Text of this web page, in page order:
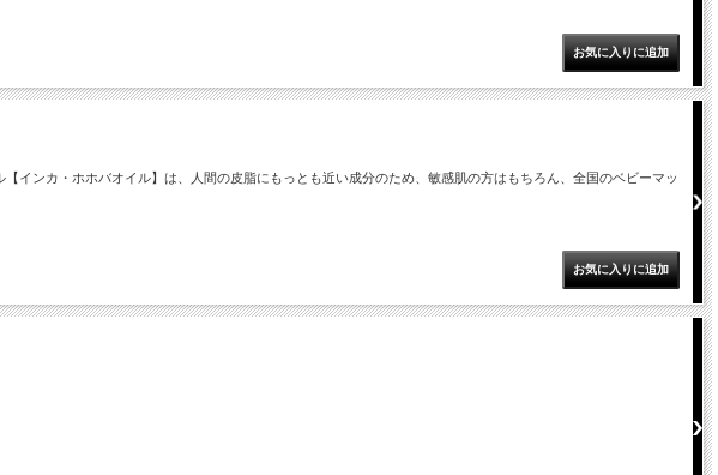
ンカ・ホホバオイル】は、人間の皮脂にもっとも近い成分のため、敏感肌の方はもちろん、全国のベビーマッ